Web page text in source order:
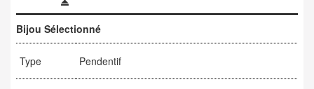
Bijou Sélectionné
Type Pendentif